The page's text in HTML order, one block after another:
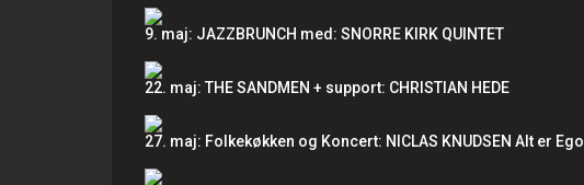
9. maj: JAZZBRUNCH med: SNORRE KIRK QUINTET
22. maj: THE SANDMEN + support: CHRISTIAN HEDE
27. maj: Folkekøkken og Koncert: NICLAS KNUDSEN Alt er Ego